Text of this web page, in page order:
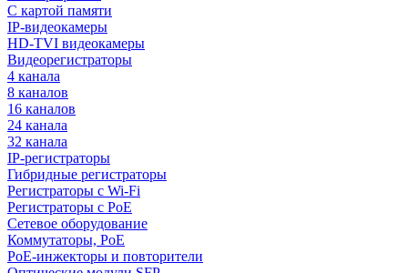
С картой памяти
IP-видеокамеры
HD-TVI видеокамеры
Видеорегистраторы
4 канала
8 каналов
16 каналов
24 канала
32 канала
IP-регистраторы
Гибридные регистраторы
Регистраторы с Wi-Fi
Регистраторы с PoE
Сетевое оборудование
Коммутаторы, PoE
PoE-инжекторы и повторители